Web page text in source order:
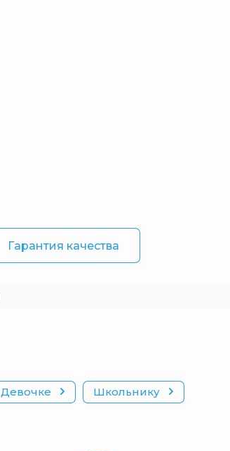
Гарантия качества
Девочке Школьнику